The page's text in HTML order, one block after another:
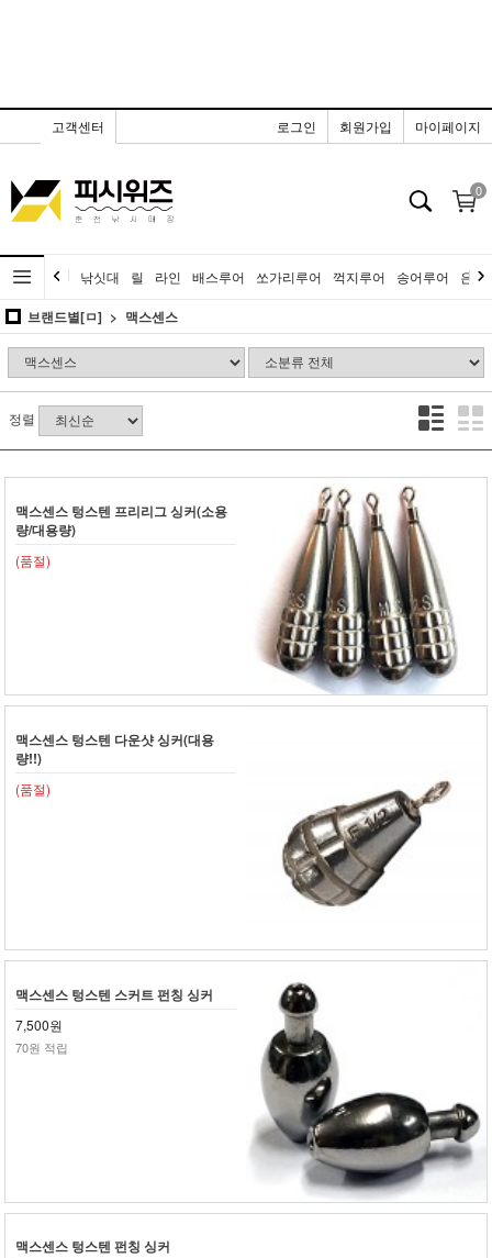
고객센터 로그인 회원가입 마이페이지
0
낚싯대 릴 라인 배스루어 쏘가리루어 꺽지루어 송어루어 은어
브랜드별[ㅁ] 맥스센스
정렬
맥스센스 텅스텐 프리리그 싱커(소용
량/대용량)
(품절)
맥스센스 텅스텐 다운샷 싱커(대용
량!!)
(품절)
맥스센스 텅스텐 스커트 펀칭 싱커
7,500원
70원 적립
맥스센스 텅스텐 펀칭 싱커